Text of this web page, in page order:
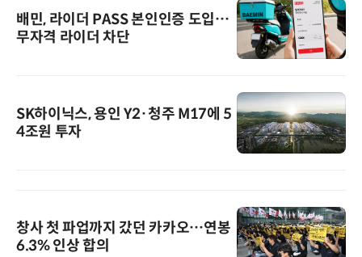
배민, 라이더 PASS 본인인증 도입…
무자격 라이더 차단
SK하이닉스, 용인 Y2·청주 M17에 5
4조원 투자
창사 첫 파업까지 갔던 카카오…연봉
6.3% 인상 합의